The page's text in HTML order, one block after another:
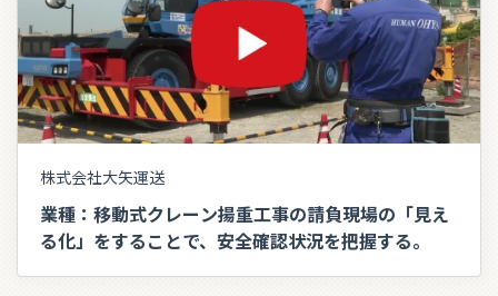
株式会社大矢運送
業種：移動式クレーン揚重工事の請負現場の「見え
る化」をすることで、安全確認状況を把握する。